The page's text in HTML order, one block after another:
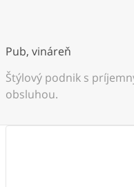
Pub, vináreň
Štýlový podnik s
obsluhou.